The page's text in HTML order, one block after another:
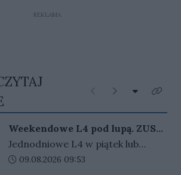
REKLAMA
Poprzednie
Następne
Rozwiń
Kliknij
Weekendowe L4 pod lupą. ZUS
zapowiada więcej kontroli
Jednodniowe L4 w piątek lub
poniedziałek może wydłużyć
Data dodania artykułu:
09.08.2026 09:53